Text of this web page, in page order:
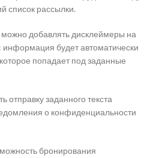
список рассылки.
можно добавлять дисклеймеры на
будет автоматически
попадает под заданные
отправку заданного текста
о конфиденциальности
бронирования